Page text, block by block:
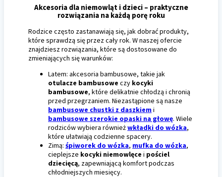
Akcesoria dla niemowląt i dzieci– praktyczne
rozwiązania na każdą porę roku
Rodzice często zastanawiają się, jak dobrać produkty,
które sprawdzą się przez cały rok. W naszej ofercie
znajdziesz rozwiązania, które są dostosowane do
zmieniających się warunków:
Latem: akcesoria bambusowe, takie jak
otulacze bambusowe czy kocyki
bambusowe, które delikatnie chłodzą i chronią
przed przegrzaniem. Niezastąpione są nasze
bambusowe chustki z daszkiemi
bambusowe szerokie opaski na głowę. Wiele
rodziców wybiera równieżwkładki do wózka,
które ułatwiają codzienne spacery.
Zimą: śpiworek do wózka, mufka do wózka,
cieplejsze kocyki niemowlęce i pościel
dziecięcą, zapewniającą komfort podczas
chłodniejszych miesięcy.